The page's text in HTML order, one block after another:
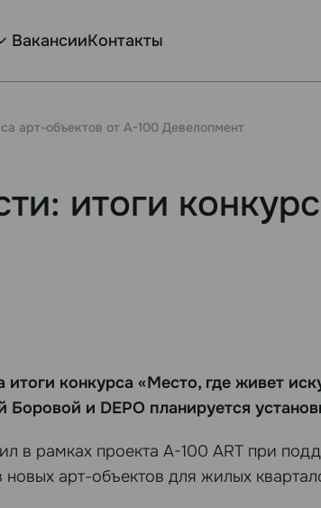
ВакансииКонтакты
арт-объектов от А-100 Девелопмент
итоги
конкурса «Место, где живет
и DEPО планируется
в рамках проекта А-100 ART при
арт-объектов для жилых